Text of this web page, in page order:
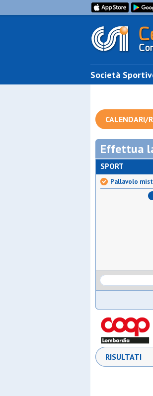
Società
CALENDARI/
Effettua
SPORT
Pallavolo
RISULTATI